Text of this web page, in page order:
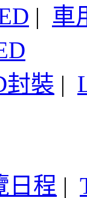
| 車
封裝 |
日程 |